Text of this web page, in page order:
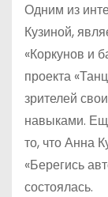
Одним из
Кузиной,
«Коркунов и
проекта
зрителей
навыками.
то, что Анна
«Берегись
состоялась.